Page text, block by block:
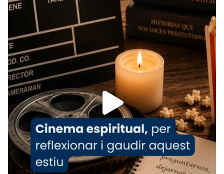
Recupera l'entrevista comp
Vatican
tican News 👇
www.vaticannews.va/es/iglesia/news/2026-
07/carmina-historia-depresion-papa-viaje-
espana-testimoni...
Foto
View on Facebook · Share
Arquebisbat de Barcelona
1 week ago
«Avui les santes Juliana i Semproniana ens
ajuden a alçar la mirada»